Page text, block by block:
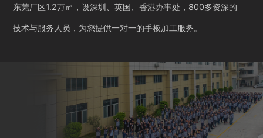
东莞厂区1.2万㎡，设深圳、英国、香港办事处，800多资深的
技术与服务人员，为您提供一对一的手板加工服务。